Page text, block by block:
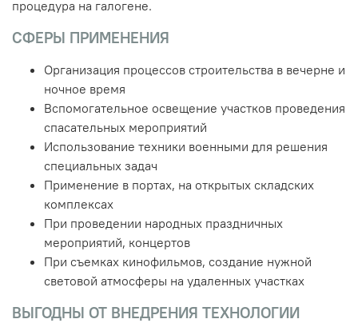
процедура на галогене.
СФЕРЫ ПРИМЕНЕНИЯ
Организация процессов строительства в вечерне и
ночное время
Вспомогательное освещение участков проведения
спасательных мероприятий
Использование техники военными для решения
специальных задач
Применение в портах, на открытых складских
комплексах
При проведении народных праздничных
мероприятий, концертов
При съемках кинофильмов, создание нужной
световой атмосферы на удаленных участках
ВЫГОДНЫ ОТ ВНЕДРЕНИЯ ТЕХНОЛОГИИ